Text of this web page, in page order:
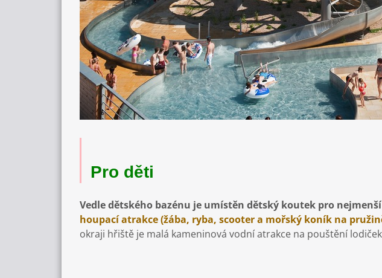
Pro děti
Vedle dětského bazénu je umístěn dětský koutek pro
houpací atrakce (žába, ryba, scooter a mořský koník na
okraji hřiště je malá kameninová vodní atrakce na pouštění